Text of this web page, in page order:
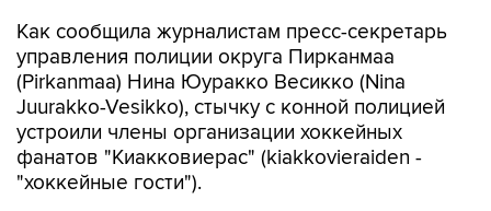
Как сообщила журналистам пресс-секретарь
управления полиции округа Пирканмаа
(Pirkanmaa) Нина Юуракко Весикко (Nina
Juurakko-Vesikko), стычку с конной полицией
устроили члены организации хоккейных
фанатов "Киакковиерас" (kiakkovieraiden -
"хоккейные гости").